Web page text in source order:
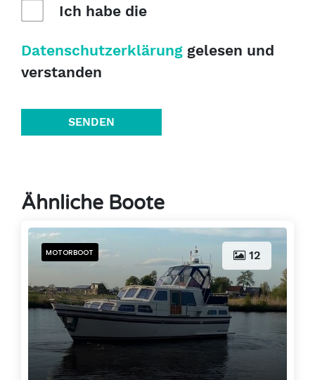
Ich habe die
Datenschutzerklärung gelesen und
verstanden
SENDEN
Ähnliche Boote
12
MOTORBOOT